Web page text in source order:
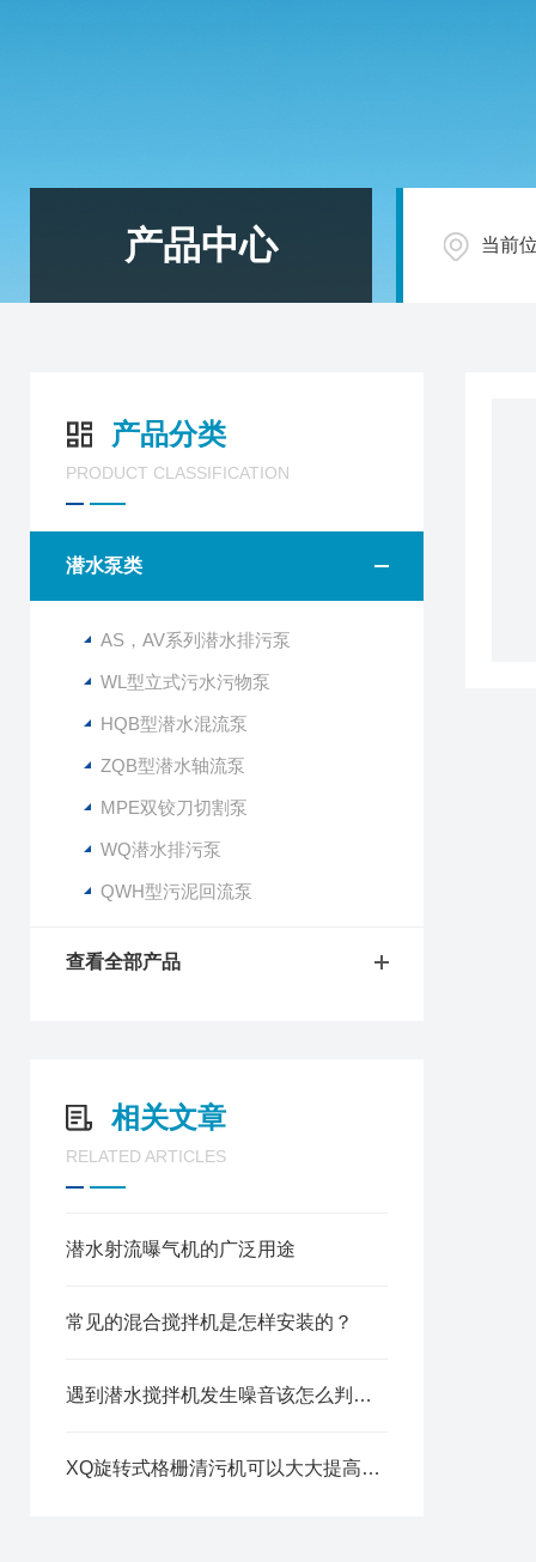
产品中心 当前
产品分类
PRODUCT CLASSIFICATION
潜水泵类
AS，AV系列潜水排污泵
WL型立式污水污物泵
HQB型潜水混流泵
ZQB型潜水轴流泵
MPE双铰刀切割泵
WQ潜水排污泵
QWH型污泥回流泵
查看全部产品
相关文章
RELATED ARTICLES
潜水射流曝气机的广泛用途
常见的混合搅拌机是怎样安装的？
遇到潜水搅拌机发生噪音该怎么判别及处理
XQ旋转式格栅清污机可以大大提高废水处理的效率和质量